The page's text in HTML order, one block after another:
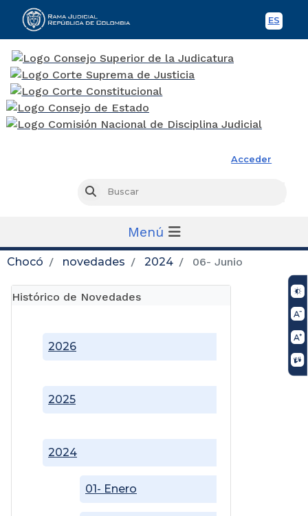
ES
Acceder
Buscar
Menú
Chocó novedades 2024 06- Junio
Histórico de Novedades
2024
01- Enero
2025
2026